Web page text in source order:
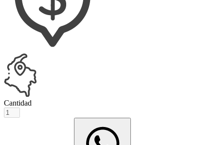
Cantidad